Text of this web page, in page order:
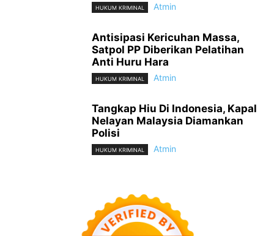
HUKUM KRIMINAL Atmin
Antisipasi Kericuhan Massa,
Satpol PP Diberikan Pelatihan
Anti Huru Hara
HUKUM KRIMINAL Atmin
Tangkap Hiu Di Indonesia, Kapal
Nelayan Malaysia Diamankan
Polisi
HUKUM KRIMINAL Atmin